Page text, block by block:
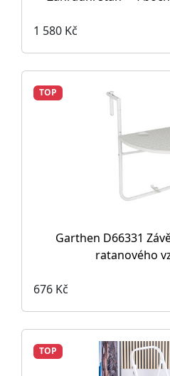
1 580 Kč
TOP
Garthen D66331
ratanového
676 Kč
TOP